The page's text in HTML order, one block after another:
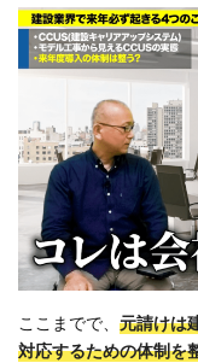
ここまでで、 元請けは
対応するための体制を